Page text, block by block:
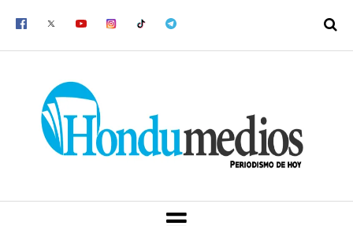
MENU